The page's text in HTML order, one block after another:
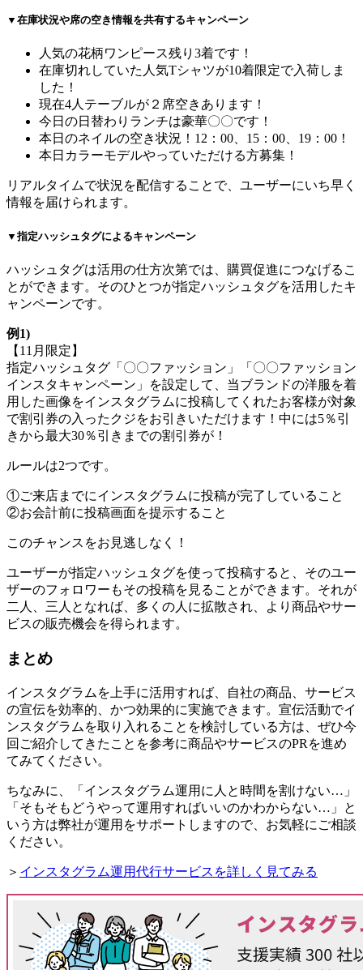
▼在庫状況や席の空き情報を共有するキャンペーン
人気の花柄ワンピース残り3着です！
在庫切れしていた人気Tシャツが10着限定で入荷しま
した！
現在4人テーブルが２席空きあります！
今日の日替わりランチは豪華〇〇です！
本日のネイルの空き状況！12：00、15：00、19：00！
本日カラーモデルやっていただける方募集！
リアルタイムで状況を配信することで、ユーザーにいち早く
情報を届けられます。
▼指定ハッシュタグによるキャンペーン
ハッシュタグは活用の仕方次第では、購買促進につなげるこ
とができます。そのひとつが指定ハッシュタグを活用したキ
ャンペーンです。
例1)
【11月限定】
指定ハッシュタグ「〇〇ファッション」「〇〇ファッション
インスタキャンペーン」を設定して、当ブランドの洋服を着
用した画像をインスタグラムに投稿してくれたお客様が対象
で割引券の入ったクジをお引きいただけます！中には5％引
きから最大30％引きまでの割引券が！
ルールは2つです。
①ご来店までにインスタグラムに投稿が完了していること
②お会計前に投稿画面を提示すること
このチャンスをお見逃しなく！
ユーザーが指定ハッシュタグを使って投稿すると、そのユー
ザーのフォロワーもその投稿を見ることができます。それが
二人、三人となれば、多くの人に拡散され、より商品やサー
ビスの販売機会を得られます。
まとめ
インスタグラムを上手に活用すれば、自社の商品、サービス
の宣伝を効率的、かつ効果的に実施できます。宣伝活動でイ
ンスタグラムを取り入れることを検討している方は、ぜひ今
回ご紹介してきたことを参考に商品やサービスのPRを進め
てみてください。
ちなみに、「インスタグラム運用に人と時間を割けない…」
「そもそもどうやって運用すればいいのかわからない…」と
いう方は弊社が運用をサポートしますので、お気軽にご相談
ください。
＞ インスタグラム運用代行サービスを詳しく見てみる